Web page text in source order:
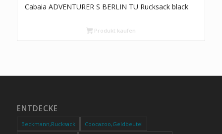
Cabaia ADVENTURER S BERLIN TU Rucksack black
Produkt kaufen
ENTDECKE
Beckmann,Rucksack
Coocazoo,Geldbeutel